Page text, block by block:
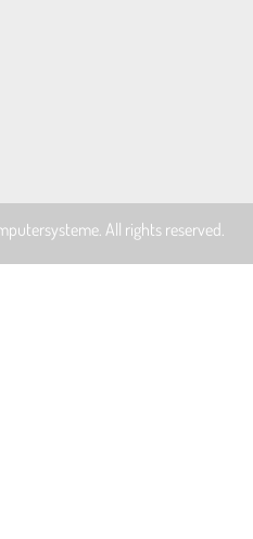
. All rights reserved.